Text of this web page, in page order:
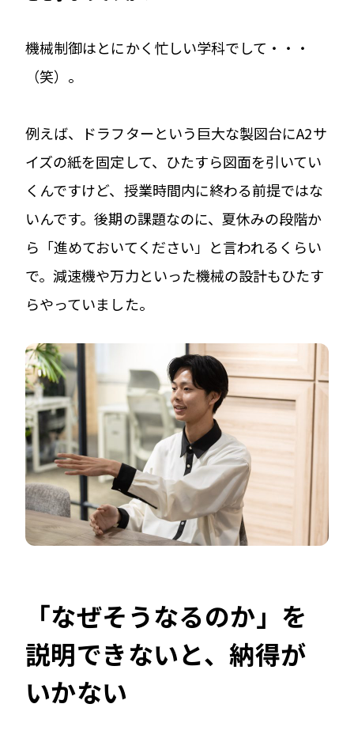
機械制御はとにかく忙しい学科でして・・・
（笑）。
例えば、ドラフターという巨大な製図台にA2サ
イズの紙を固定して、ひたすら図面を引いてい
くんですけど、授業時間内に終わる前提ではな
いんです。後期の課題なのに、夏休みの段階か
ら「進めておいてください」と言われるくらい
で。減速機や万力といった機械の設計もひたす
らやっていました。
「なぜそうなるのか」を
説明できないと、納得が
いかない